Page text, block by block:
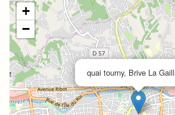
quai tourny, Brive La
+
−